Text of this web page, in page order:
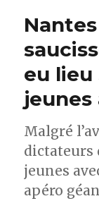
Nantes
eu lieu
jeunes
Malgré
dictateurs
jeunes
apéro